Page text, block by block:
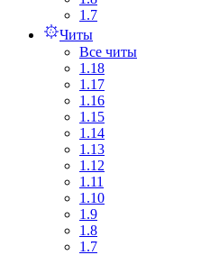
1.7
Читы
Все читы
1.18
1.17
1.16
1.15
1.14
1.13
1.12
1.11
1.10
1.9
1.8
1.7